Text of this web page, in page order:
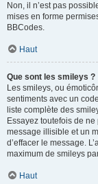
Non, il n’est pas
mises en forme
BBCodes.
Haut
Que sont les smileys ?
Les smileys, ou
sentiments avec un
liste complète des
Essayez toutefois de
message illisible et un
d’effacer le message.
maximum de smileys
Haut